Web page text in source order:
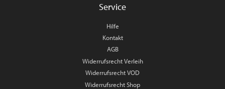
Service
Hilfe
Kontakt
AGB
Widerrufsrecht Verleih
Widerrufsrecht VOD
Widerrufsrecht Shop